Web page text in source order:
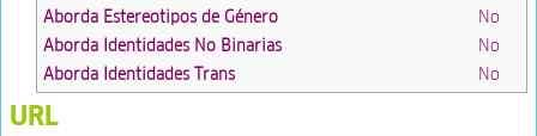
Aborda Estereotipos de Género
No
Aborda Identidades No Binarias
No
Aborda Identidades Trans
No
URL